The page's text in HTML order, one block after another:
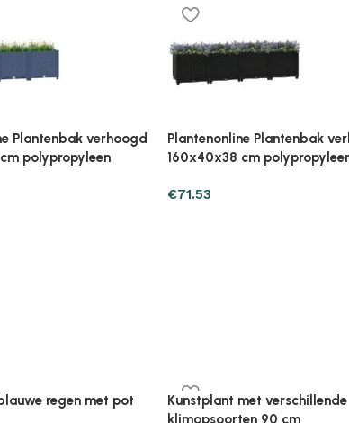
Plantenbak verhoogd
polypropyleen
Plantenonline Plantenbak
80x40x23 cm polypropyleen
€37.23